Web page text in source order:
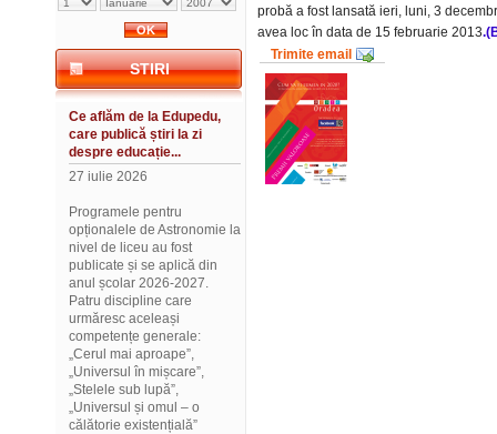
STIRI
Ce aflăm de la Edupedu,
care publică știri la zi
despre educație...
27 iulie 2026
Programele pentru
opționalele de Astronomie la
nivel de liceu au fost
publicate și se aplică din
anul școlar 2026-2027.
Patru discipline care
urmăresc aceleași
competențe generale:
„Cerul mai aproape”,
„Universul în mișcare”,
„Stelele sub lupă”,
„Universul și omul – o
călătorie existențială”
probă a fost lansată ieri, luni, 3
avea loc în data de 15 februarie 2013
Trimite email